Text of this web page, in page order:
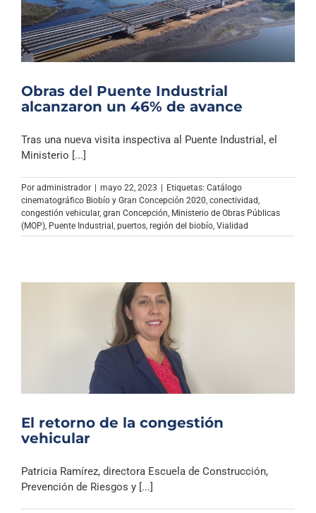
Obras del Puente Industrial
alcanzaron un 46% de avance
Tras una nueva visita inspectiva al Puente Industrial, el
Ministerio [...]
Por administrador | mayo 22, 2023 | Etiquetas: Catálogo
cinematográfico Biobío y Gran Concepción 2020 conectividad
congestión vehicular, gran Concepción Ministerio de Obras Públicas
(MOP) Puente Industrial puertos región del biobío Vialidad
El retorno de la congestión
vehicular
Patricia Ramírez, directora Escuela de Construcción,
Prevención de Riesgos y [...]